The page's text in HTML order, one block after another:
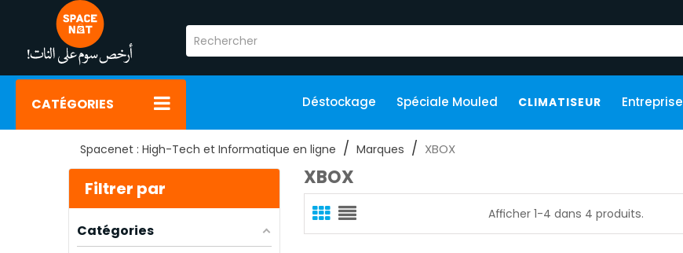
CATÉGORIES Déstockage Spéciale Mouled CLIMATISEUR Entreprise
Spacenet : High-Tech et Informatique en ligne Marques XBOX
Filtrer par
Catégories
XBOX
Afficher 1-4 dans 4 produits.